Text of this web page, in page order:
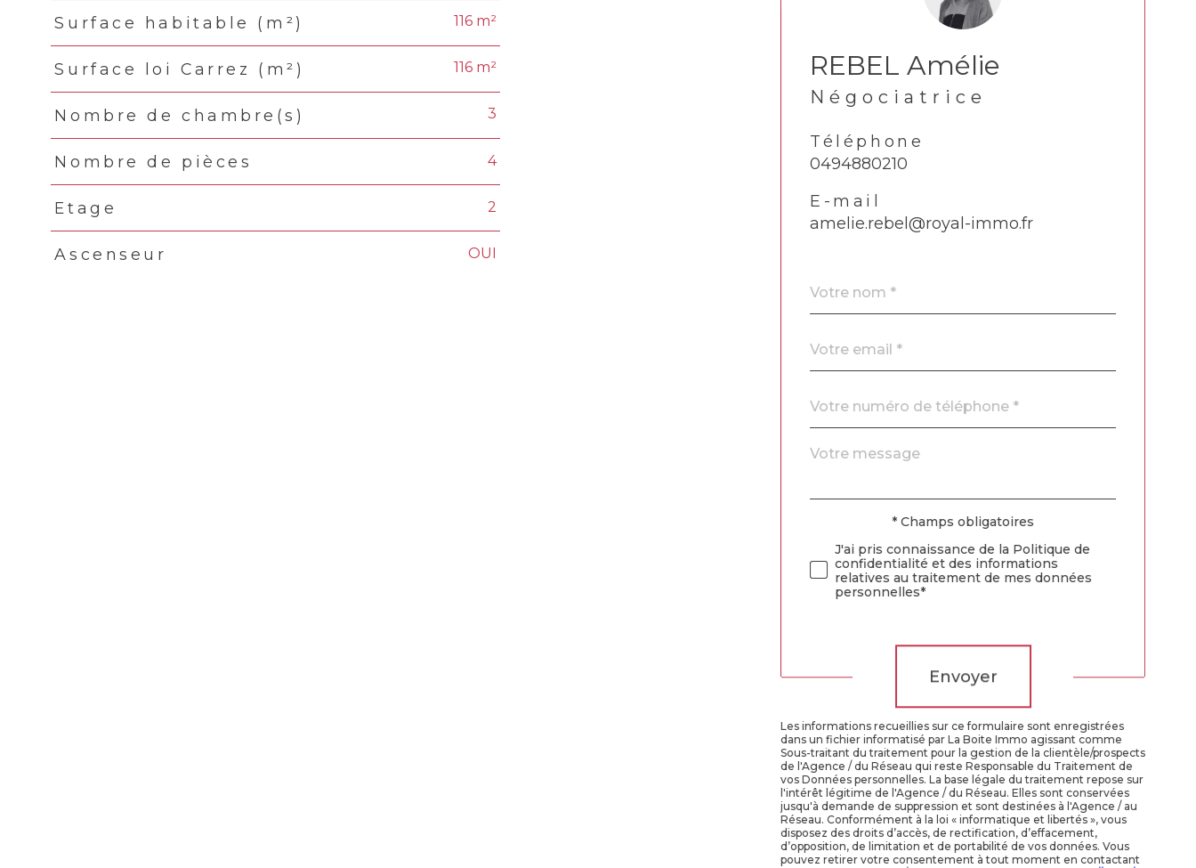
Surface habitable (m²) 116 m²
Surface loi Carrez (m²) 116 m²
Nombre de chambre(s) 3
Nombre de pièces 4
Etage 2
Ascenseur OUI
REBEL Amélie
Négociatrice
Téléphone
0494880210
E-mail
amelie.rebel@royal-immo.fr
par
*
*
*
Fieldset
défaut
Message
*
Validation* Champs obligatoires
J'ai pris connaissance de la Politique de
confidentialité et des informations
relatives au traitement de mes données
personnelles*
Envoyer
Les informations recueillies sur ce formulaire sont enregistrées
dans un fichier informatisé par La Boite Immo agissant comme
Sous-traitant du traitement pour la gestion de la clientèle/prospects
de l'Agence / du Réseau qui reste Responsable du Traitement de
vos Données personnelles. La base légale du traitement repose sur
l'intérêt légitime de l'Agence / du Réseau. Elles sont conservées
jusqu'à demande de suppression et sont destinées à l'Agence / au
Réseau. Conformément à la loi « informatique et libertés », vous
disposez des droits d’accès, de rectification, d’effacement,
d’opposition, de limitation et de portabilité de vos données. Vous
pouvez retirer votre consentement à tout moment en contactant